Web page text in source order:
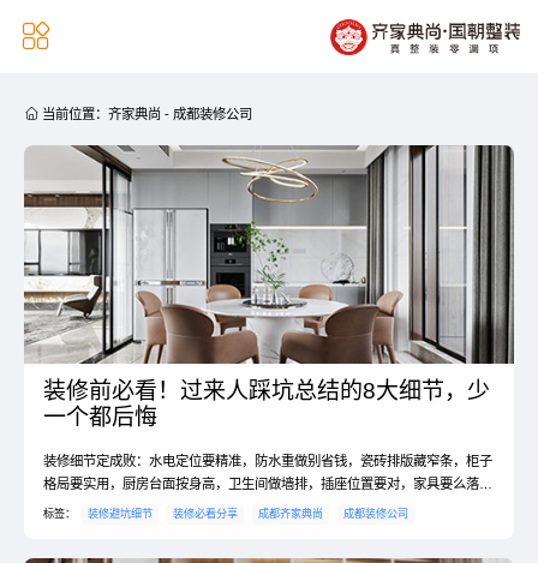

 当前位置： 齐家典尚 - 成都装修公司
装修前必看！过来人踩坑总结的8大细节，少
一个都后悔
装修细节定成败：水电定位要精准，防水重做别省钱，瓷砖排版藏窄条，柜子
格局要实用，厨房台面按身高，卫生间做墙排，插座位置要对，家具要么落地
要么悬空。
标签： 装修避坑细节 装修必看分享 成都齐家典尚 成都装修公司